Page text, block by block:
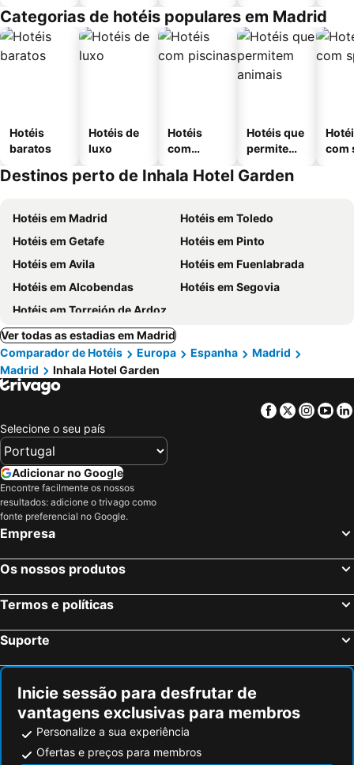
Categorias de hotéis populares em Madrid
Hotéis
baratos
Hotéis de
luxo
Hotéis
com
Hotéis que
permitem
com
Destinos perto de Inhala Hotel Garden
Hotéis em Madrid
Hotéis em Toledo
Hotéis em Getafe
Hotéis em Pinto
Hotéis em Avila
Hotéis em Fuenlabrada
Hotéis em Alcobendas
Hotéis em Segovia
Hotéis em Torrejón de Ardoz
Ver todas as estadias em Madrid
Comparador de Hotéis
Europa Espanha
Madrid
Madrid
Inhala Hotel Garden
Facebook
Twitter
Selecione o seu país
Adicionar no Google
Encontre facilmente os nossos
resultados: adicione o trivago como
fonte preferencial no Google.
Empresa
Os nossos produtos
Termos e políticas
Suporte
Inicie sessão para desfrutar de
vantagens exclusivas para membros
Personalize a sua experiência
Ofertas e preços para membros